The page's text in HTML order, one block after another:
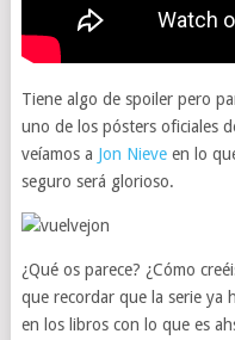
Tiene algo de spoiler pero
uno de los pósters oficiales
veíamos a Jon Nieveen lo
seguro será glorioso.
¿Qué os parece? ¿Cómo
que recordar que la serie ya
en los libros con lo que es